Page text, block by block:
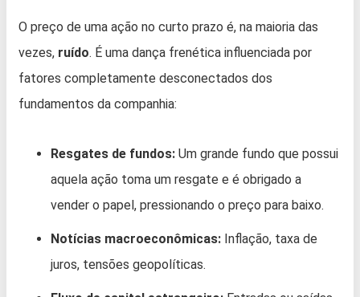
O preço de uma ação no curto prazo é, na maioria das
vezes, ruído. É uma dança frenética influenciada por
fatores completamente desconectados dos
fundamentos da companhia:
Resgates de fundos: Um grande fundo que possui
aquela ação toma um resgate e é obrigado a
vender o papel, pressionando o preço para baixo.
Notícias macroeconômicas: Inflação, taxa de
juros, tensões geopolíticas.